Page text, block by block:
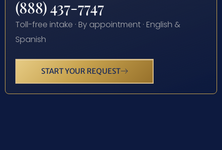
(888) 437-7747
Toll-free intake · By appointment · English &
Spanish
START YOUR REQUEST